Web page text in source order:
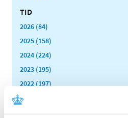
TID
2026 (84)
2025 (158)
2024 (224)
2023 (195)
2022 (197)
2021 (516)
2020 (263)